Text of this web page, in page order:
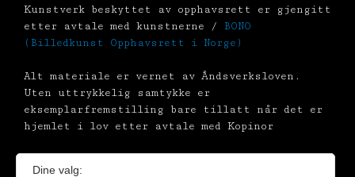
Kunstverk beskyttet av opphavsrett er gjengitt
etter avtale med kunstnerne / BONO
(Billedkunst Opphavsrett i Norge)
Alt materiale er vernet av Åndsverksloven.
Uten uttrykkelig samtykke er
eksemplarfremstilling bare tillatt når det er
hjemlet i lov etter avtale med Kopinor
Dine valg: